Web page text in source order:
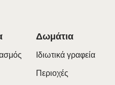
Δωμάτια
Ιδιωτικά γραφεία
Περιοχές